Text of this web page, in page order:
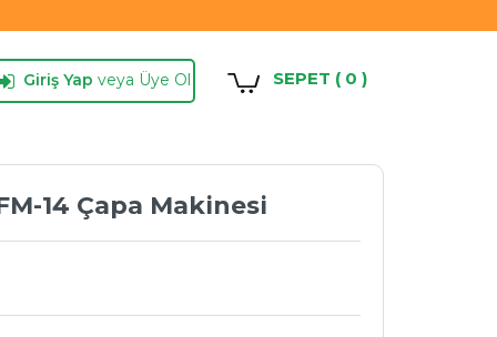
Giriş Yap veya Üye Ol SEPET ( 0 )
14 Çapa Makinesi